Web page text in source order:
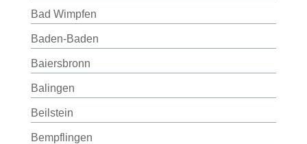
Bad Wimpfen
Baden-Baden
Baiersbronn
Balingen
Beilstein
Bempflingen